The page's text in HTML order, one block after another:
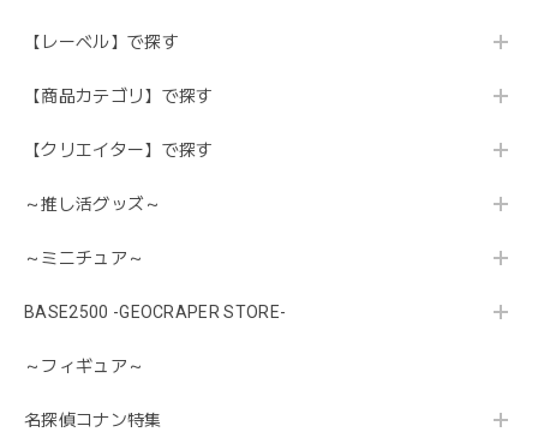
【レーベル】で探す
【商品カテゴリ】で探す
【クリエイター】で探す
～推し活グッズ～
～ミニチュア～
BASE2500 -GEOCRAPER STORE-
～フィギュア～
名探偵コナン特集